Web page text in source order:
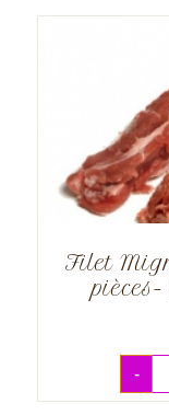
Filet
-